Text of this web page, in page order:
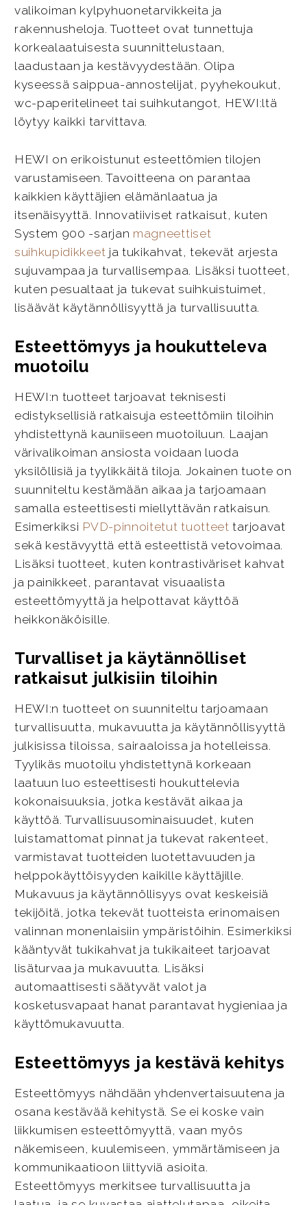
valikoiman kylpyhuonetarvikkeita ja
rakennusheloja. Tuotteet ovat tunnettuja
korkealaatuisesta suunnittelustaan,
laadustaan ja kestävyydestään. Olipa
kyseessä saippua-annostelijat, pyyhekoukut,
wc-paperitelineet tai suihkutangot, HEWI:ltä
löytyy kaikki tarvittava.
HEWI on erikoistunut esteettömien tilojen
varustamiseen. Tavoitteena on parantaa
kaikkien käyttäjien elämänlaatua ja
itsenäisyyttä. Innovatiiviset ratkaisut, kuten
System 900 -sarjan magneettiset
suihkupidikkeet ja tukikahvat, tekevät arjesta
sujuvampaa ja turvallisempaa. Lisäksi tuotteet,
kuten pesualtaat ja tukevat suihkuistuimet,
lisäävät käytännöllisyyttä ja turvallisuutta.
Esteettömyys ja houkutteleva
muotoilu
HEWI:n tuotteet tarjoavat teknisesti
edistyksellisiä ratkaisuja esteettömiin tiloihin
yhdistettynä kauniiseen muotoiluun. Laajan
värivalikoiman ansiosta voidaan luoda
yksilöllisiä ja tyylikkäitä tiloja. Jokainen tuote on
suunniteltu kestämään aikaa ja tarjoamaan
samalla esteettisesti miellyttävän ratkaisun.
Esimerkiksi PVD-pinnoitetut tuotteet tarjoavat
sekä kestävyyttä että esteettistä vetovoimaa.
Lisäksi tuotteet, kuten kontrastiväriset kahvat
ja painikkeet, parantavat visuaalista
esteettömyyttä ja helpottavat käyttöä
heikkonäköisille.
Turvalliset ja käytännölliset
ratkaisut julkisiin tiloihin
HEWI:n tuotteet on suunniteltu tarjoamaan
turvallisuutta, mukavuutta ja käytännöllisyyttä
julkisissa tiloissa, sairaaloissa ja hotelleissa.
Tyylikäs muotoilu yhdistettynä korkeaan
laatuun luo esteettisesti houkuttelevia
kokonaisuuksia, jotka kestävät aikaa ja
käyttöä. Turvallisuusominaisuudet, kuten
luistamattomat pinnat ja tukevat rakenteet,
varmistavat tuotteiden luotettavuuden ja
helppokäyttöisyyden kaikille käyttäjille.
Mukavuus ja käytännöllisyys ovat keskeisiä
tekijöitä, jotka tekevät tuotteista erinomaisen
valinnan monenlaisiin ympäristöihin. Esimerkiksi
kääntyvät tukikahvat ja tukikaiteet tarjoavat
lisäturvaa ja mukavuutta. Lisäksi
automaattisesti säätyvät valot ja
kosketusvapaat hanat parantavat hygieniaa ja
käyttömukavuutta.
Esteettömyys ja kestävä kehitys
Esteettömyys nähdään yhdenvertaisuutena ja
osana kestävää kehitystä. Se ei koske vain
liikkumisen esteettömyyttä, vaan myös
näkemiseen, kuulemiseen, ymmärtämiseen ja
kommunikaatioon liittyviä asioita.
Esteettömyys merkitsee turvallisuutta ja